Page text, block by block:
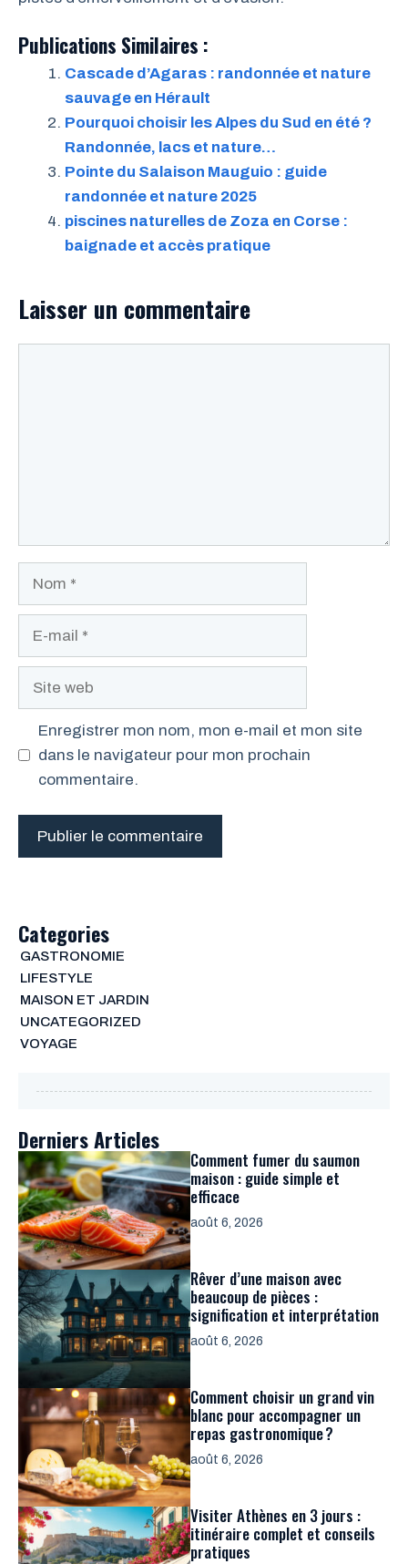
Publications Similaires :
Cascade d’Agaras : randonnée et nature
sauvage en Hérault
Pourquoi choisir les Alpes du Sud en été ?
Randonnée, lacs et nature…
Pointe du Salaison Mauguio : guide
randonnée et nature 2025
piscines naturelles de Zoza en Corse :
baignade et accès pratique
Laisser un commentaire
Enregistrer mon nom, mon e-mail et mon site
dans le navigateur pour mon prochain
commentaire.
Categories
GASTRONOMIE
LIFESTYLE
MAISON ET JARDIN
UNCATEGORIZED
VOYAGE
Derniers Articles
Comment fumer du saumon
maison : guide simple et
efficace
août 6, 2026
Rêver d’une maison avec
beaucoup de pièces :
signification et interprétation
août 6, 2026
Comment choisir un grand vin
blanc pour accompagner un
repas gastronomique ?
août 6, 2026
Visiter Athènes en 3 jours :
itinéraire complet et conseils
pratiques